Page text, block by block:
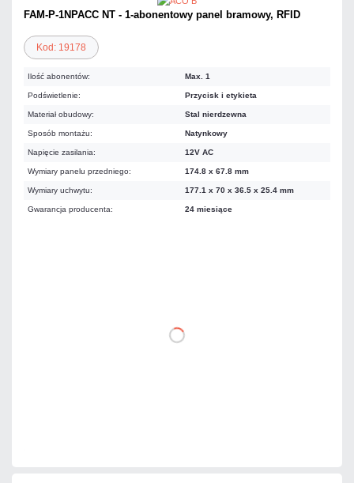
FAM-P-1NPACC NT - 1-abonentowy panel bramowy, RFID
Kod: 19178
Ilość abonentów: Max. 1
Podświetlenie: Przycisk i etykieta
Materiał obudowy: Stal nierdzewna
Sposób montażu: Natynkowy
Napięcie zasilania: 12V AC
Wymiary panelu przedniego: 174.8 x 67.8 mm
Wymiary uchwytu: 177.1 x 70 x 36.5 x 25.4 mm
Gwarancja producenta: 24 miesiące
DO KOSZYKA